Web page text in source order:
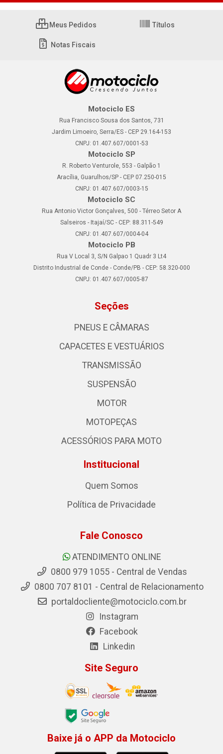
Meus Pedidos Títulos
Notas Fiscais
Motociclo ES
Rua Francisco Sousa dos Santos, 731
Jardim Limoeiro, Serra/ES - CEP 29.164-153
CNPJ: 01.407.607/0001-53
Motociclo SP
R. Roberto Venturole, 553 - Galpão 1
Aracília, Guarulhos/SP - CEP 07.250-015
CNPJ: 01.407.607/0003-15
Motociclo SC
Rua Antonio Victor Gonçalves, 500 - Térreo Setor A
Salseiros - Itajaí/SC - CEP: 88.311-549
CNPJ: 01.407.607/0004-04
Motociclo PB
Rua V Local 3, S/N Galpao 1 Quadr 3 Lt4
Distrito Industrial de Conde - Conde/PB - CEP: 58.320-000
CNPJ: 01.407.607/0005-87
Seções
PNEUS E CÂMARAS
CAPACETES E VESTUÁRIOS
TRANSMISSÃO
SUSPENSÃO
MOTOR
MOTOPEÇAS
ACESSÓRIOS PARA MOTO
Institucional
Quem Somos
Política de Privacidade
Fale Conosco
ATENDIMENTO ONLINE
0800 979 1055 - Central de Vendas
0800 707 8101 - Central de Relacionamento
portaldocliente@motociclo.com.br
Instagram
Facebook
Linkedin
Site Seguro
Baixe já o APP da Motociclo